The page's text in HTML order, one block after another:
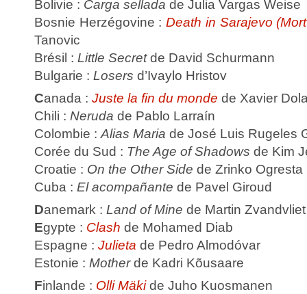
Bolivie : Carga sellada de Julia Vargas Weise
Bosnie Herzégovine :Death in Sarajevo
Tanovic
Brésil : Little Secretde David Schurmann
Bulgarie : Losers d’Ivaylo Hristov
Canada : Juste la fin du monde de Xavier
Chili : Neruda de Pablo Larraín
Colombie : Alias Maria de José Luis Rugeles
Corée du Sud : The Age of Shadows de Kim
Croatie : On the Other Side de Zrinko Ogresta
Cuba : El acompañante de Pavel Giroud
Danemark : Land of Mine de Martin Zvandvliet
Egypte : Clash de Mohamed Diab
Espagne : Julieta de Pedro Almodóvar
Estonie : Motherde Kadri Kõusaare
Finlande : Olli Mäkide Juho Kuosmanen